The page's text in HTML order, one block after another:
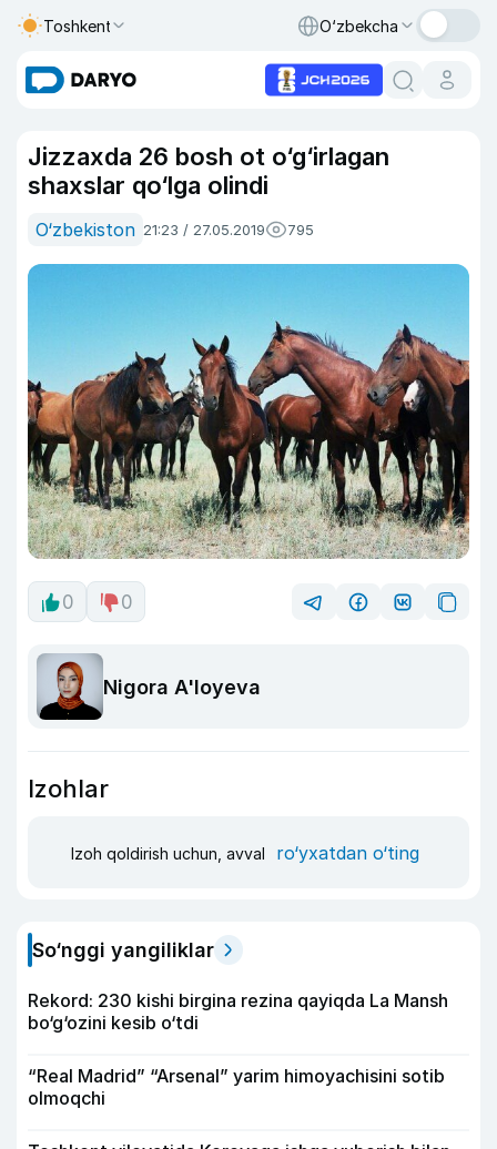
Toshkent O‘zbekcha
Jizzaxda 26 bosh ot o‘g‘irlagan
shaxslar qo‘lga olindi
O‘zbekiston 21:23 / 27.05.2019 795
0 0
Nigora A'loyeva
Izohlar
Izoh qoldirish uchun, avval ro‘yxatdan o‘ting
So‘nggi yangiliklar
Rekord: 230 kishi birgina rezina qayiqda La Mansh
bo‘g‘ozini kesib o‘tdi
“Real Madrid” “Arsenal” yarim himoyachisini sotib
olmoqchi